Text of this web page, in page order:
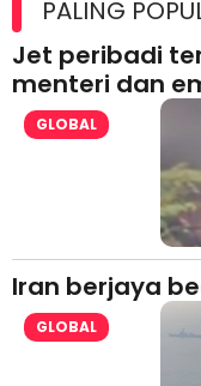
PALING
Jet peribadi
menteri dan
GLOBAL
Iran berjaya
GLOBAL